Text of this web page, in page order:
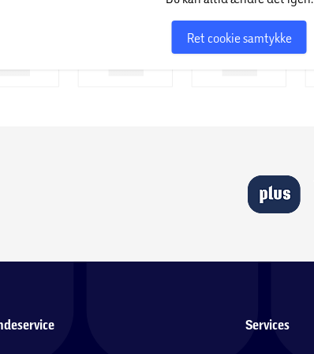
og trinløs justering af stinglængde og -bredde, er
du overblik over alle de valgte indstillinger. Til at sikre
for at reducere syhastigheden med 50%. Dette
tænder for maskinen. For syopgaver, der skal udføres
sy langsomt og præcist. Samtidig, så henvender
detaljer og afslutninger.
Ret cookie samtykke
Services